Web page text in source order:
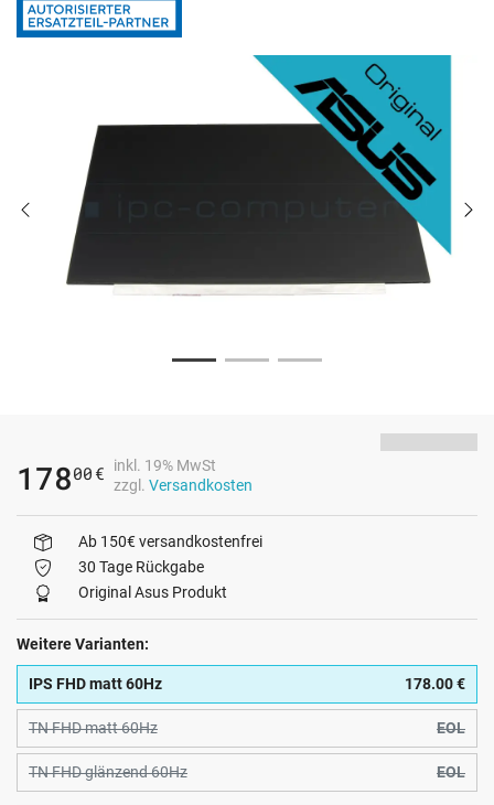
17800 €
inkl. 19% MwSt
zzgl. Versandkosten
Ab 150€ versandkostenfrei
30 Tage Rückgabe
Original Asus Produkt
Weitere Varianten:
IPS FHD matt 60Hz 178.00 €
TN FHD matt 60Hz EOL
TN FHD glänzend 60Hz EOL